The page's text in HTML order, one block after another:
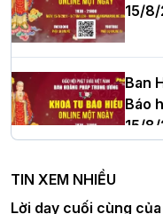
Thượng tọa Thích
cử tân Trưởng ban Trị
Hà Nội: Tăng Ni
nghiêm tác pháp Tiền
DL.2026
15/8/
Ban
Báo
15/8/
TIN XEM NHIỀU
Lời dạy cuối cùng